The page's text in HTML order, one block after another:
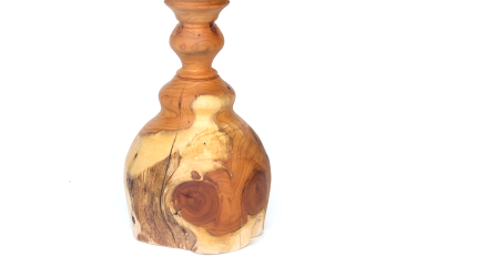
TOEVOEGEN AAN WINKELWAGEN
/